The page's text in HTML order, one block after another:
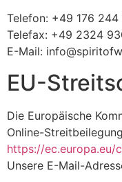
Telefon: +49 176 244
Telefax: +49 2324
E-Mail:
EU-
Die Europäische
Online-
https://ec.europa.eu/
Unsere E-Mail-